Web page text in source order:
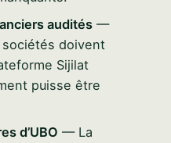
audités —
doivent
Sijilat
puisse être
d’UBO — La